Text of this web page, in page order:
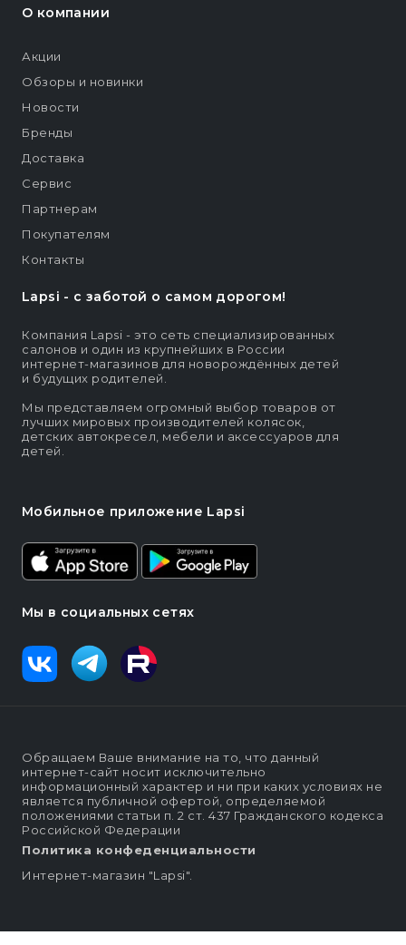
Lapsi - c заботой о самом дорогом!
Компания Lapsi - это сеть специализированных
салонов и один из крупнейших в России
интернет-магазинов для новорождённых детей
и будущих родителей.
Мы представляем огромный выбор товаров от
лучших мировых производителей колясок,
детских автокресел, мебели и аксессуаров для
детей.
Мобильное приложение Lapsi
Мы в социальных сетях
О компании
Акции
Обзоры и новинки
Новости
Бренды
Доставка
Сервис
Партнерам
Покупателям
Контакты
Обращаем Ваше внимание на то, что данный
интернет-сайт носит исключительно
информационный характер и ни при каких условиях не
является публичной офертой, определяемой
положениями статьи п. 2 ст. 437 Гражданского кодекса
Российской Федерации
Политика конфеденциальности
Интернет-магазин "Lapsi".